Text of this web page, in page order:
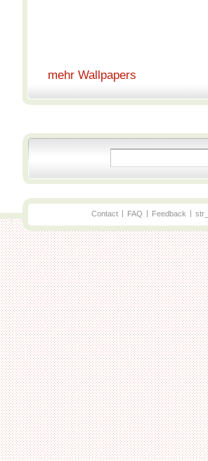
mehr Wallpapers
Contact | FAQ | Feedback |